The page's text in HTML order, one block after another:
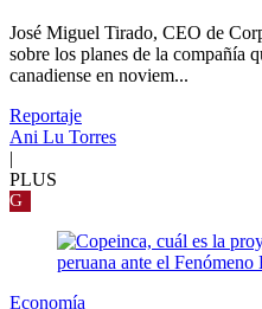
José Miguel Tirado, CEO de
sobre los planes de la compañía
canadiense en noviem...
Reportaje
Ani Lu Torres
|
PLUS
G
Economía